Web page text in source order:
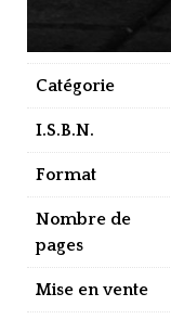
Catégorie
I.S.B.N.
Format
Nombre de
pages
Mise en vente